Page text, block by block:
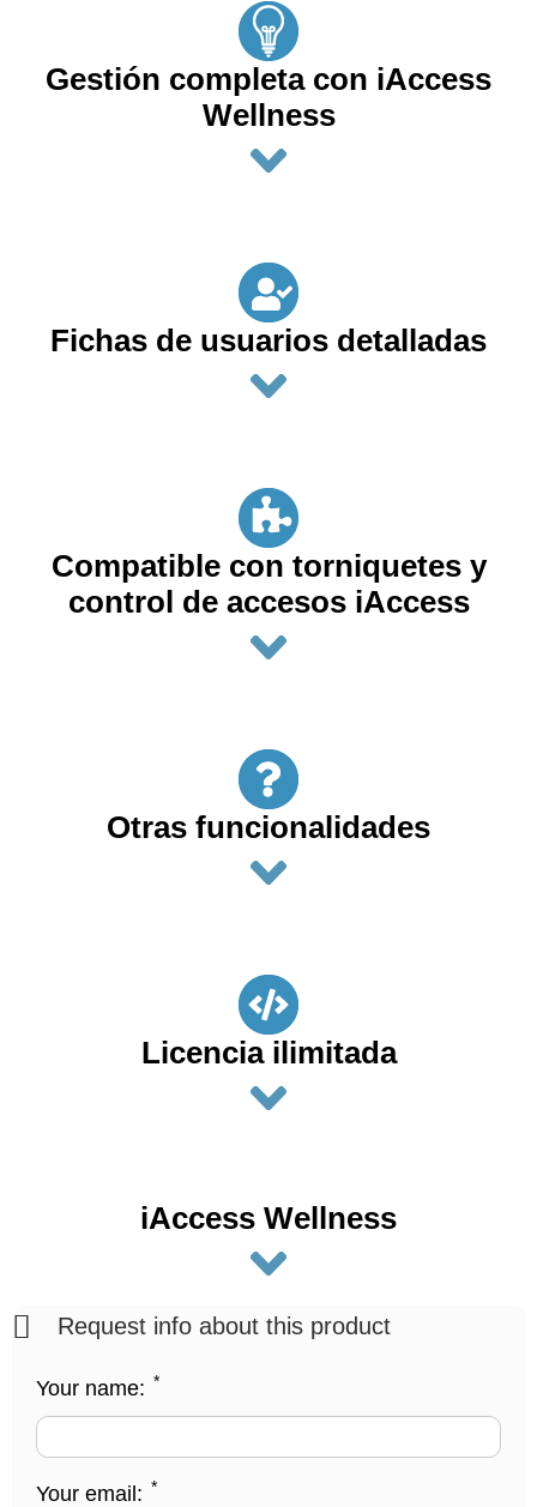
Gestión completa con iAccess
Wellness
Fichas de usuarios detalladas
Compatible con torniquetes y
control de accesos iAccess
Otras funcionalidades
Licencia ilimitada
iAccess Wellness
Request info about this product
Your name: *
Your email: *